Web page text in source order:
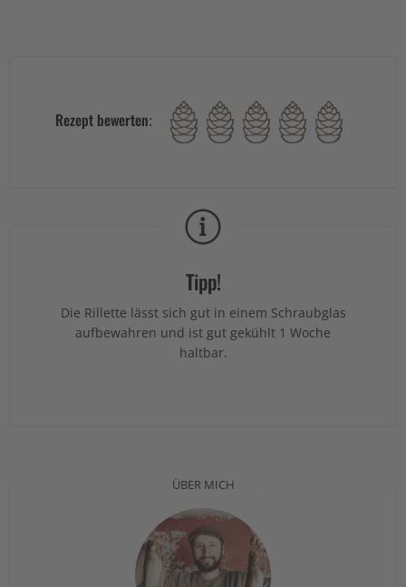
Rezept bewerten:
Tipp!
Die Rillette lässt sich gut in einem Schraubglas
aufbewahren und ist gut gekühlt 1 Woche
haltbar.
ÜBER MICH